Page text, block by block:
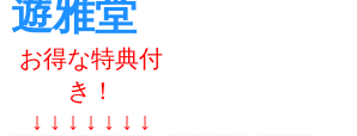
遊雅堂
お得な特典付
き！
↓ ↓ ↓ ↓ ↓ ↓ ↓